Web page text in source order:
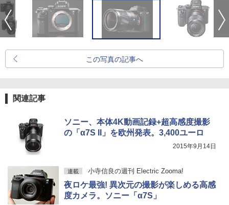
この写真の記事へ
関連記事
ソニー、本体4K動画記録+超高感度撮影
の「α7S II」を欧州発表。3,400ユーロ
2015年9月14日
連載 小寺信良の週刊 Electric Zooma!
夜ロケ最強! 異次元の撮影が楽しめる高感
度カメラ。ソニー「α7S」